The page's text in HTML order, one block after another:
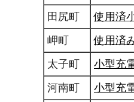
田尻町
使用済
岬町
使用済
太子町
小型充
河南町
小型充